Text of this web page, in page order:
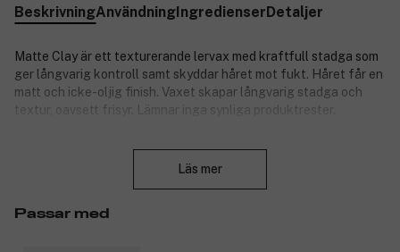
BeskrivningAnvändningIngredienserDetaljer
Matte Clay är ett texturerande lervax med kraftfull stadga som
ger långvarig kontroll samt skyddar håret mot fukt. Håret får en
matt och icke-oljig finish. Vaxet skapar långvarig stadga och
textur, oavsett frisyr. Lämnar inga synliga produktrester.
Läs mer
Passar med